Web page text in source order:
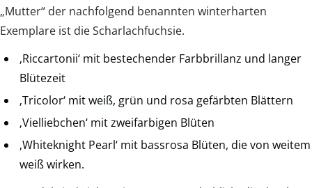
„Mutter“ der nachfolgend benannten winterharten
Exemplare ist die Scharlachfuchsie.
‚Riccartonii‘ mit bestechender Farbbrillanz und langer
Blütezeit
‚Tricolor‘ mit weiß, grün und rosa gefärbten Blättern
‚Vielliebchen‘ mit zweifarbigen Blüten
‚Whiteknight Pearl‘ mit bassrosa Blüten, die von weitem
weiß wirken.